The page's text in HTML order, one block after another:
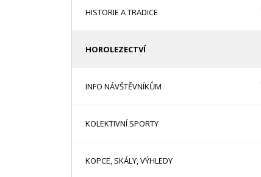
HISTORIE A TRADICE
HOROLEZECTVÍ
INFO NÁVŠTĚVNÍKŮM
KOLEKTIVNÍ SPORTY
KOPCE, SKÁLY, VÝHLEDY